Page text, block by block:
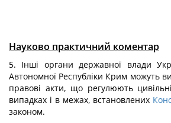
Науково практичний коментар
5. Інші органи державної влади
Автономної Республіки Крим можуть
правові акти, що регулюють
випадках і в межах, встановлених
законом.